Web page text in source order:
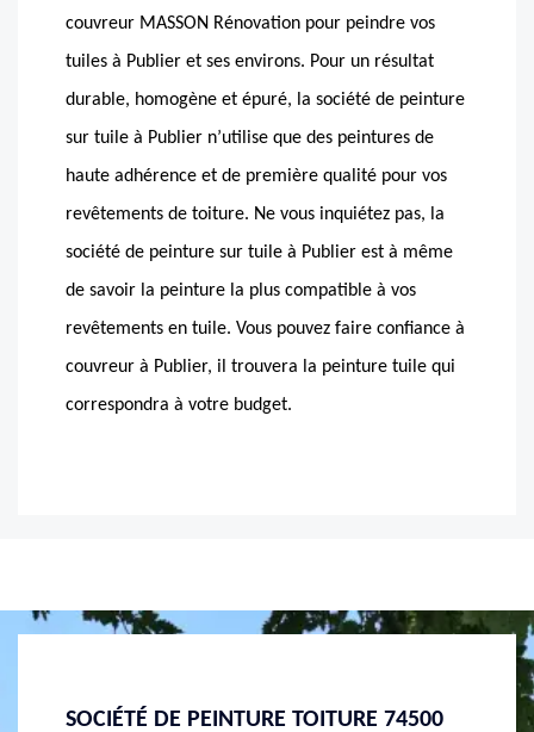
couvreur MASSON Rénovation pour peindre vos
tuiles à Publier et ses environs. Pour un résultat
durable, homogène et épuré, la société de peinture
sur tuile à Publier n’utilise que des peintures de
haute adhérence et de première qualité pour vos
revêtements de toiture. Ne vous inquiétez pas, la
société de peinture sur tuile à Publier est à même
de savoir la peinture la plus compatible à vos
revêtements en tuile. Vous pouvez faire confiance à
couvreur à Publier, il trouvera la peinture tuile qui
correspondra à votre budget.
MASSON RÉNOVATION : DEVIS